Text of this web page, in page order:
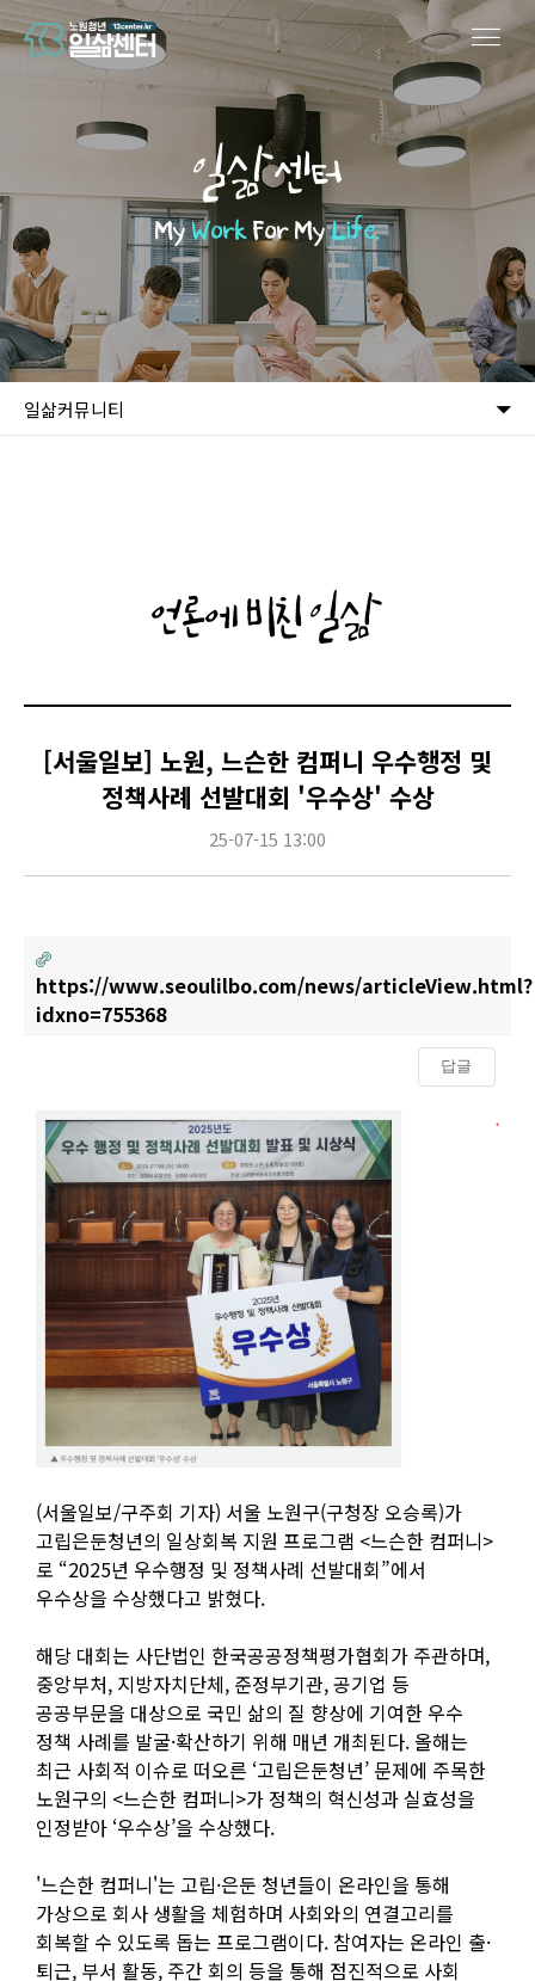
일삶센터
MyWorkFor MyLife.
일삶커뮤니티
언론에 비친 일삶
[서울일보] 노원, 느슨한 컴퍼니 우수행정 및
정책사례 선발대회 '우수상' 수상
25-07-15 13:00
https://www.seoulilbo.com/news/articleView.html?
idxno=755368
답글
Content
(서울일보/구주회 기자) 서울 노원구(구청장 오승록)가
고립은둔청년의 일상회복 지원 프로그램 <느슨한 컴퍼니>
로 “2025년 우수행정 및 정책사례 선발대회”에서
우수상을 수상했다고 밝혔다.
해당 대회는 사단법인 한국공공정책평가협회가 주관하며,
중앙부처, 지방자치단체, 준정부기관, 공기업 등
공공부문을 대상으로 국민 삶의 질 향상에 기여한 우수
정책 사례를 발굴·확산하기 위해 매년 개최된다. 올해는
최근 사회적 이슈로 떠오른 ‘고립은둔청년’ 문제에 주목한
노원구의 <느슨한 컴퍼니>가 정책의 혁신성과 실효성을
인정받아 ‘우수상’을 수상했다.
'느슨한 컴퍼니'는 고립·은둔 청년들이 온라인을 통해
가상으로 회사 생활을 체험하며 사회와의 연결고리를
회복할 수 있도록 돕는 프로그램이다. 참여자는 온라인 출·
퇴근, 부서 활동, 주간 회의 등을 통해 점진적으로 사회